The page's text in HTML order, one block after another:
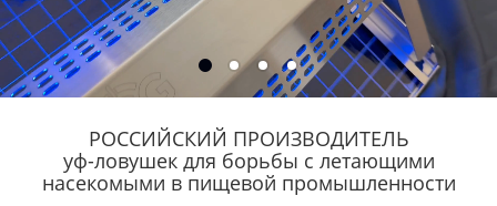
РОССИЙСКИЙ ПРОИЗВОДИТЕЛЬ
уф-ловушек для борьбы с летающими
насекомыми в пищевой промышленности